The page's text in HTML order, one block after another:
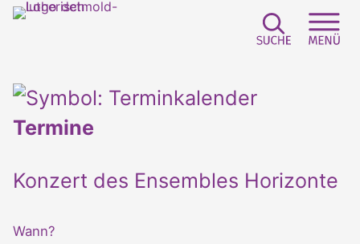
Termine
Konzert des Ensembles Horizonte
Wann?